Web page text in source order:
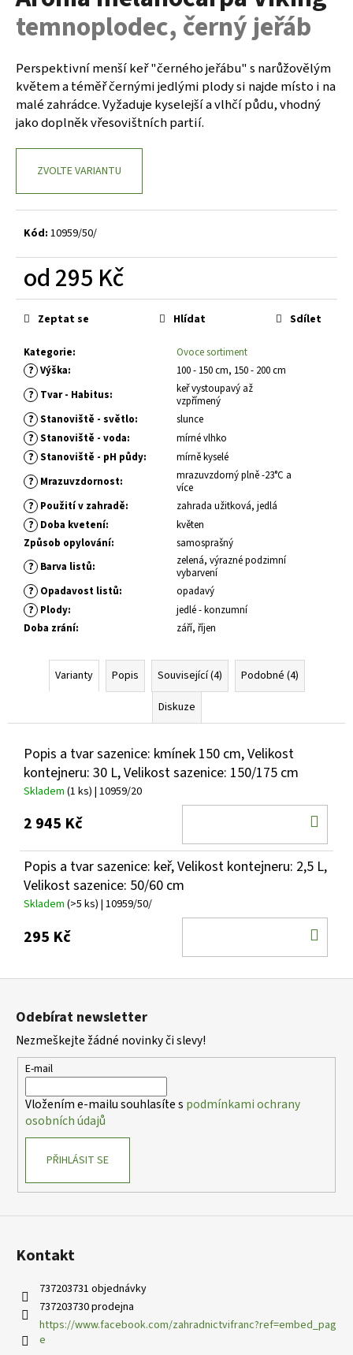
0,0
z
hvězdiček.
temnoplodec, černý jeřáb
Perspektivní menší keř "černého jeřábu" s narůžovělým
květem a téměř černými jedlými plody si najde místo i na
malé zahrádce. Vyžaduje kyselejší a vlhčí půdu, vhodný
jako doplněk vřesovištních partií.
ZVOLTE VARIANTU
Kód: 10959/50/
od295 Kč
Měrná
cena:
Kategorie: Ovoce sortiment
? Výška: 100 - 150 cm, 150 - 200 cm
? Tvar - Habitus:
keř vystoupavý až
vzpřímený
? Stanoviště - světlo: slunce
? Stanoviště - voda: mírné vlhko
? Stanoviště - pH půdy: mírně kyselé
? Mrazuvzdornost:
mrazuvzdorný plně -23°C a
více
? Použití v zahradě: zahrada užitková, jedlá
? Doba kvetení:
květen
Způsob opylování: samosprašný
? Barva listů:
zelená, výrazné podzimní
vybarvení
? Opadavost listů: opadavý
? Plody:
jedlé - konzumní
Doba zrání: září, říjen
Zeptat se Hlídat Sdílet
Varianty Popis Související (4)
Podobné (4)
Diskuze
Popis a tvar sazenice: kmínek 150 cm, Velikost
kontejneru: 30 L, Velikost sazenice: 150/175 cm
Skladem (1 ks) | 10959/20
2 945 Kč
Popis a tvar sazenice: keř, Velikost kontejneru: 2,5 L,
Velikost sazenice: 50/60 cm
Skladem (>5 ks) | 10959/50/
295 Kč
a
j
í
t
?
D
o
u
m
e
PHLOX
PANICULATA
YOUNIQUE
RED
PLAMENKA
105
Kč
Z
Odebírat newsletter
Nezmeškejte žádné novinky či slevy!
E-mail
Vložením e-mailu souhlasíte s podmínkami ochrany
osobních údajů
PŘIHLÁSIT SE
Kontakt
737203731 objednávky
737203730 prodejna
https://www.facebook.com/zahradnictvifranc?ref=embed_pag
e